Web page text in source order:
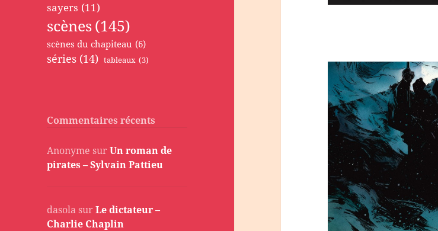
sayers (11)
scènes(145)
scènes du chapiteau (6)
séries (14) tableaux (3)
Commentaires récents
Anonyme surUn roman de
pirates – Sylvain Pattieu
dasolasurLe dictateur –
Charlie Chaplin